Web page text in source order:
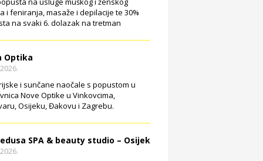
i feniranja, masaže i depilacije te 30%
na svaki 6. dolazak na tretman
Optika
i sunčane naočale s popustom u
Nove Optike u Vinkovcima,
Osijeku, Đakovu i Zagrebu.
SPA & beauty studio – Osijek